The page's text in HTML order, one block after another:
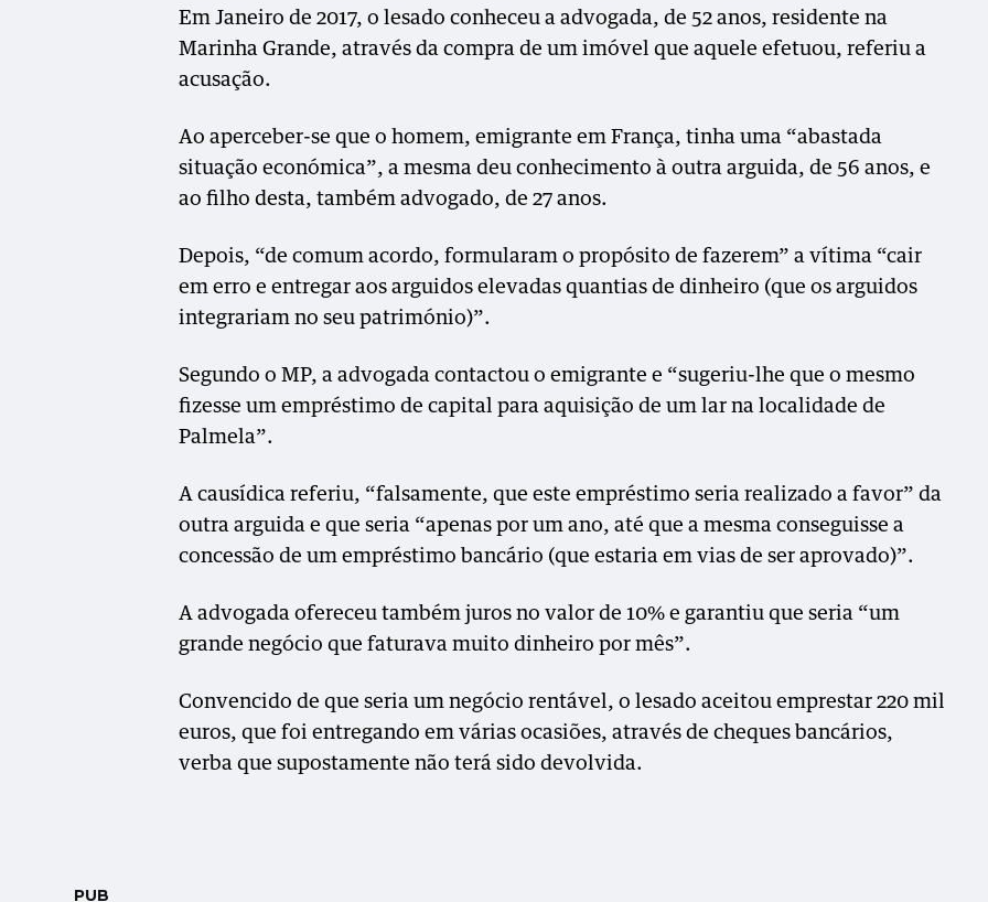
Em Janeiro de 2017, o lesado conheceu a advogada, de 52 anos, residente na
Marinha Grande, através da compra de um imóvel que aquele efetuou, referiu a
acusação.
Ao aperceber-se que o homem, emigrante em França, tinha uma “abastada
situação económica”, a mesma deu conhecimento à outra arguida, de 56 anos, e
ao filho desta, também advogado, de 27 anos.
Depois, “de comum acordo, formularam o propósito de fazerem” a vítima “cair
em erro e entregar aos arguidos elevadas quantias de dinheiro (que os arguidos
integrariam no seu património)”.
Segundo o MP, a advogada contactou o emigrante e “sugeriu-lhe que o mesmo
fizesse um empréstimo de capital para aquisição de um lar na localidade de
Palmela”.
A causídica referiu, “falsamente, que este empréstimo seria realizado a favor” da
outra arguida e que seria “apenas por um ano, até que a mesma conseguisse a
concessão de um empréstimo bancário (que estaria em vias de ser aprovado)”.
A advogada ofereceu também juros no valor de 10% e garantiu que seria “um
grande negócio que faturava muito dinheiro por mês”.
Convencido de que seria um negócio rentável, o lesado aceitou emprestar 220 mil
euros, que foi entregando em várias ocasiões, através de cheques bancários,
verba que supostamente não terá sido devolvida.
PUB